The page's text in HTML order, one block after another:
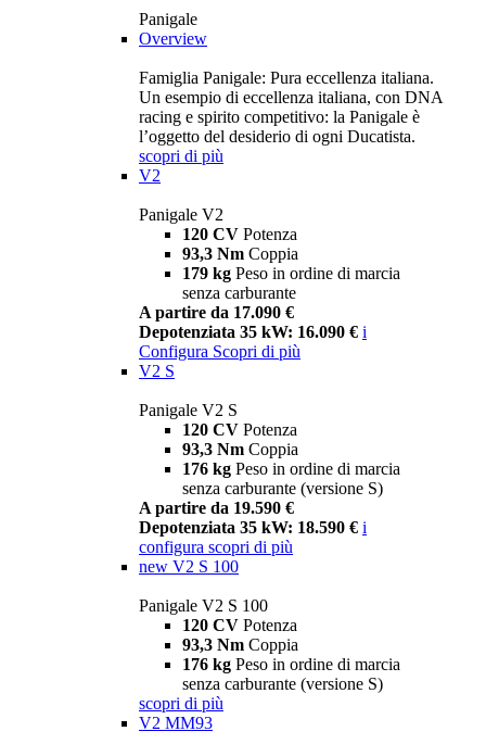
Panigale
Overview
Famiglia Panigale: Pura eccellenza italiana.
Un esempio di eccellenza italiana, con DNA
racing e spirito competitivo: la Panigale è
l’oggetto del desiderio di ogni Ducatista.
scopri di più
V2
Panigale V2
120 CV Potenza
93,3 Nm Coppia
179 kg Peso in ordine di marcia
senza carburante
A partire da 17.090 €
Depotenziata 35 kW: 16.090 € i
Configura Scopri di più
V2 S
Panigale V2 S
120 CV Potenza
93,3 Nm Coppia
176 kg Peso in ordine di marcia
senza carburante (versione S)
A partire da 19.590 €
Depotenziata 35 kW: 18.590 € i
configura scopri di più
new V2 S 100
Panigale V2 S 100
120 CV Potenza
93,3 Nm Coppia
176 kg Peso in ordine di marcia
senza carburante (versione S)
scopri di più
V2 MM93